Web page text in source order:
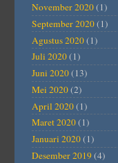
November 2020(1)
September 2020(1)
Agustus 2020(1)
Juli 2020(1)
Juni 2020(13)
Mei 2020(2)
April 2020(1)
Maret 2020(1)
Januari 2020(1)
Desember 2019(4)